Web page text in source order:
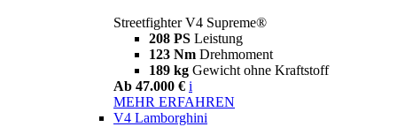
Streetfighter V4 Supreme®
208 PS Leistung
123 Nm Drehmoment
189 kg Gewicht ohne Kraftstoff
Ab 47.000 € i
MEHR ERFAHREN
V4 Lamborghini